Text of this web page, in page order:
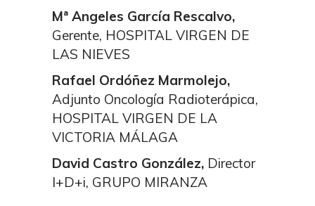
Mª Angeles García Rescalvo,
Gerente, HOSPITAL VIRGEN DE
LAS NIEVES
Rafael Ordóñez Marmolejo,
Adjunto Oncología Radioterápica,
HOSPITAL VIRGEN DE LA
VICTORIA MÁLAGA
David Castro González, Director
I+D+i, GRUPO MIRANZA